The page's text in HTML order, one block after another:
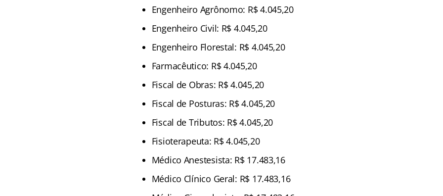
Engenheiro Agrônomo: R$ 4.045,20
Engenheiro Civil: R$ 4.045,20
Engenheiro Florestal: R$ 4.045,20
Farmacêutico: R$ 4.045,20
Fiscal de Obras: R$ 4.045,20
Fiscal de Posturas: R$ 4.045,20
Fiscal de Tributos: R$ 4.045,20
Fisioterapeuta: R$ 4.045,20
Médico Anestesista: R$ 17.483,16
Médico Clínico Geral: R$ 17.483,16